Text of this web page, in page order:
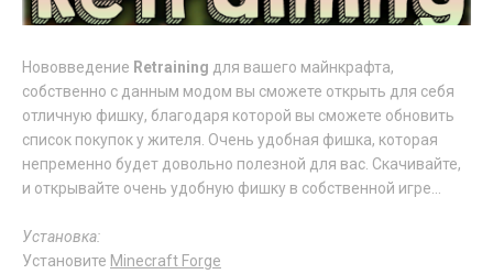
Нововведение Retraining для вашего майнкрафта,
собственно с данным модом вы сможете открыть для себя
отличную фишку, благодаря которой вы сможете обновить
список покупок у жителя. Очень удобная фишка, которая
непременно будет довольно полезной для вас. Скачивайте,
и открывайте очень удобную фишку в собственной игре...
Установка:
Установите Minecraft Forge